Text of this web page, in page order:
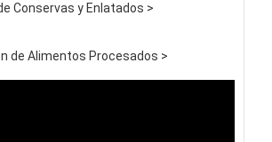
Conservas y Enlatados >
de Alimentos Procesados >